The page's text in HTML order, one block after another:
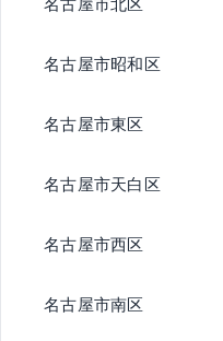
名古屋市昭和区
名古屋市東区
名古屋市天白区
名古屋市西区
名古屋市南区